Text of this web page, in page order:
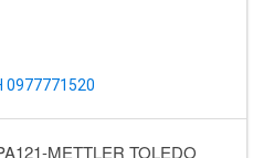
0977771520
METTLER TOLEDO